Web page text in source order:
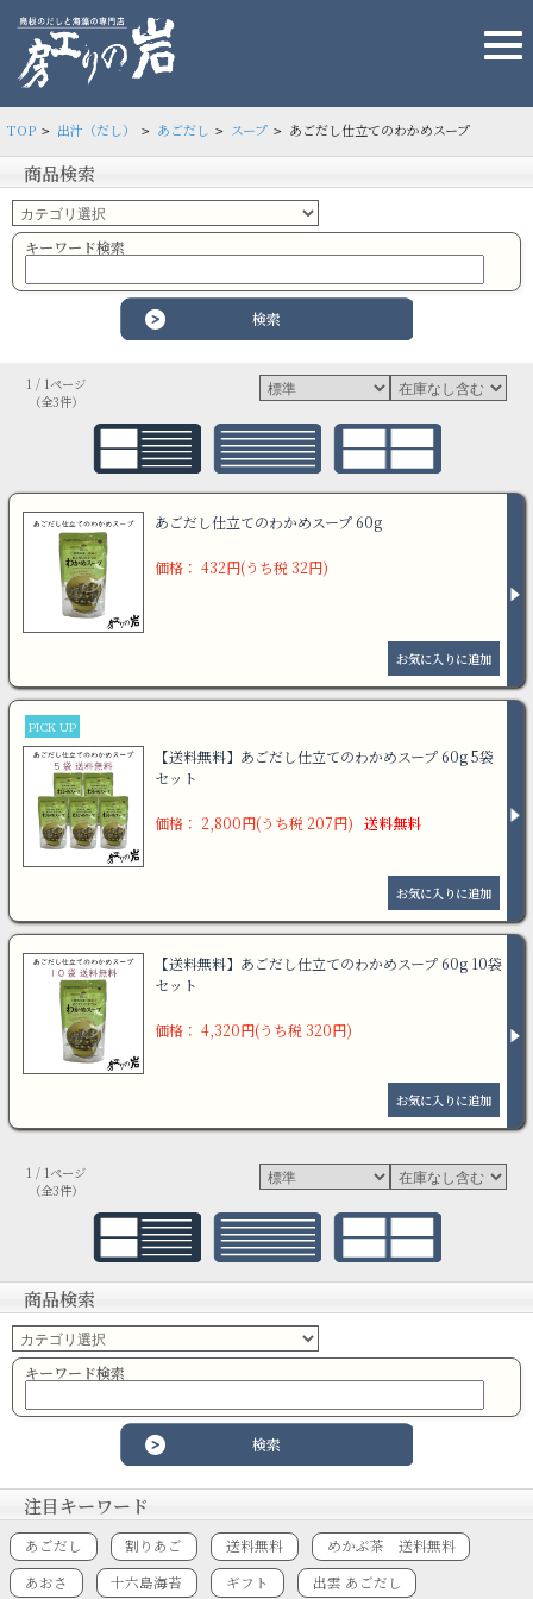
TOP > 出汁（だし） > あごだし > スープ > あごだし仕立てのわかめスープ
商品検索
キーワード検索
1 / 1ページ
（全3件）
あごだし仕立てのわかめスープ 60g
価格： 432円(うち税 32円)
PICK UP
【送料無料】あごだし仕立てのわかめスープ 60g 5袋
セット
価格： 2,800円(うち税 207円) 送料無料
【送料無料】あごだし仕立てのわかめスープ 60g 10袋
セット
価格： 4,320円(うち税 320円)
1 / 1ページ
（全3件）
商品検索
キーワード検索
注目キーワード
あごだし 割りあご 送料無料
めかぶ茶 送料無料
あおさ
十六島海苔 ギフト 出雲 あごだし